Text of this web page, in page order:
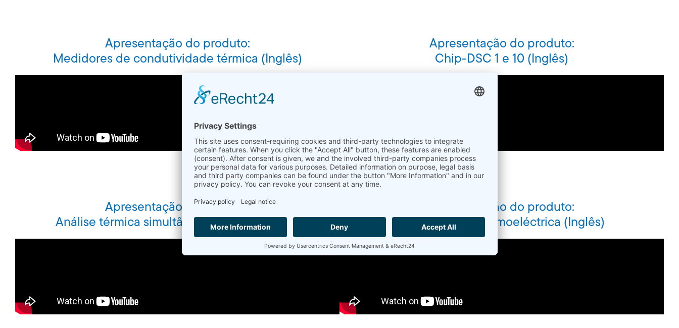
Apresentação do produto:
Medidores de condutividade térmica (Inglês)
Apresentação do produto:
Chip-DSC 1 e 10 (Inglês)
Apresentação do produto:
Análise térmica simultânea TG+DSC (Inglês)
Apresentação do produto:
Visão geral da termoeléctrica (Inglês)